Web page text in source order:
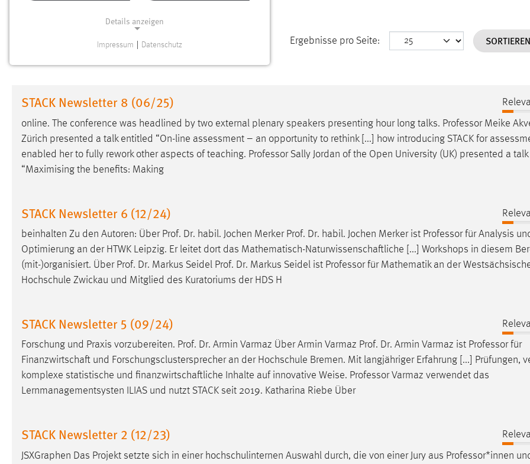
Ergebnisse pro Seite:
STACK Newsletter 8 (06/25)
online. The conference was headlined by two external plenary speakers presenting hour long talks. ProfessorMeike
Zürich presented a talk entitled “On-line assessment – an opportunity to rethink [...] how introducing STACK for
enabled her to fully rework other aspects of teaching. ProfessorSally Jordan of the Open University (UK) presented a
“Maximising the benefits: Making
STACK Newsletter 6 (12/24)
beinhalten Zu den Autoren: Über Prof. Dr. habil. Jochen Merker Prof. Dr. habil. Jochen Merker ist Professorfür Analysis
Optimierung an der HTWK Leipzig. Er leitet dort das Mathematisch-Naturwissenschaftliche [...] Workshops in diesem
(mit-)organisiert. Über Prof. Dr. Markus Seidel Prof. Dr. Markus Seidel ist Professorfür Mathematik an der
Hochschule Zwickau und Mitglied des Kuratoriums der HDS H
STACK Newsletter 5 (09/24)
Forschung und Praxis vorzubereiten. Prof. Dr. Armin Varmaz Über Armin Varmaz Prof. Dr. Armin Varmaz ist Professorfür
Finanzwirtschaft und Forschungsclustersprecher an der Hochschule Bremen. Mit langjähriger Erfahrung [...] Prüfungen,
komplexe statistische und finanzwirtschaftliche Inhalte auf innovative Weise. ProfessorVarmaz verwendet das
Lernmanagementsysten ILIAS und nutzt STACK seit 2019. Katharina Riebe Über
STACK Newsletter 2 (12/23)
JSXGraphen Das Projekt setzte sich in einer hochschulinternen Auswahl durch, die von einer Jury aus Professor*innen
Details anzeigen
Website erforderlich.
Einverständnis
Name: cookie_consent
Dieser Cookie speichert die
Performance
Name: staticfilecache
in diesem Cookie gespeichert, ob man
eingeloggt ist.
Sprachpräferenz
Name: site-language-preference
Impressum Datenschutz